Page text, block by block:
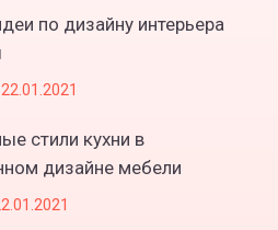
по дизайну интерьера
стили кухни в
дизайне мебели